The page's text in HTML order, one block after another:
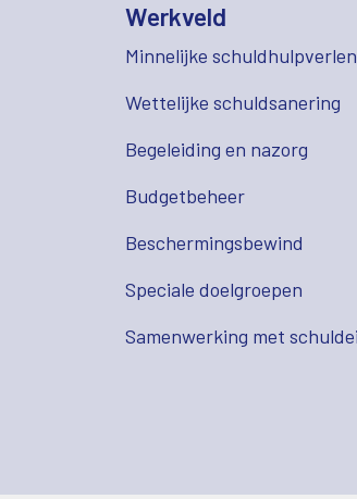
Werkveld
Minnelijke
Wettelijke schuldsanering
Begeleiding en nazorg
Budgetbeheer
Beschermingsbewind
Speciale doelgroepen
Samenwerking met